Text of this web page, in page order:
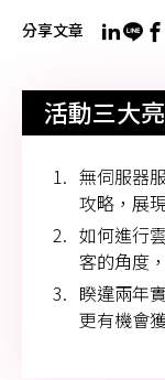
分享文章
活動三大
無伺服器
攻略，展
如何進行
客的角度
睽違兩年
更有機會